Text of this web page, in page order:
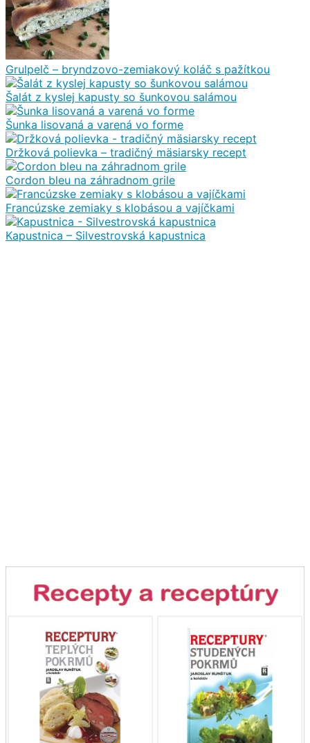
Grulpelč – bryndzovo-zemiakový koláč s pažítkou
Šalát z kyslej kapusty so šunkovou salámou
Šunka lisovaná a varená vo forme
Držková polievka – tradičný mäsiarsky recept
Cordon bleu na záhradnom grile
Francúzske zemiaky s klobásou a vajíčkami
Kapustnica – Silvestrovská kapustnica